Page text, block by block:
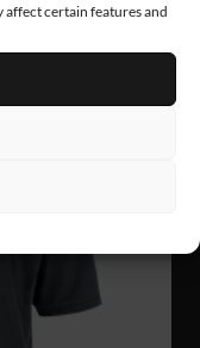
certain features and